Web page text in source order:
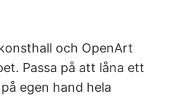
och OpenArt
Passa på att låna ett
egen hand hela